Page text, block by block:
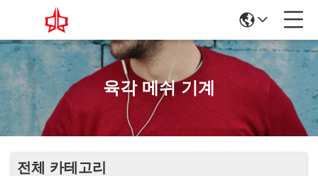
육각 메쉬 기계
전체 카테고리